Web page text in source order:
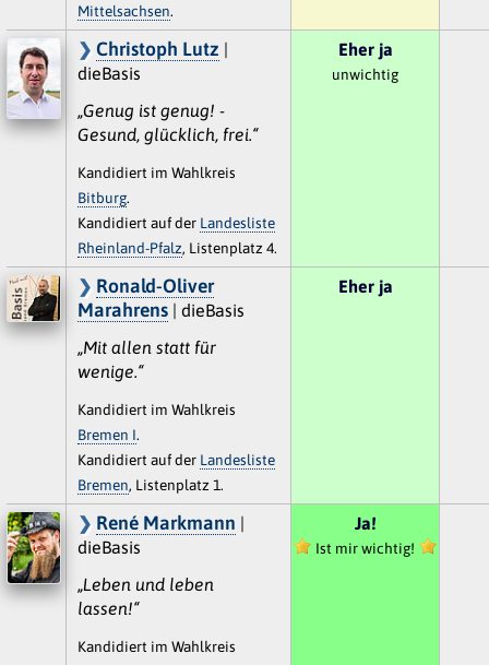
Mittelsachsen.
Christoph Lutz |
dieBasis
„Genug ist genug! -
Gesund, glücklich, frei.“
Kandidiert im Wahlkreis
Bitburg.
Kandidiert auf der Landesliste
Rheinland-Pfalz, Listenplatz 4.
Eher ja
unwichtig
Ronald-Oliver
Marahrens| dieBasis
„Mit allen statt für
wenige.“
Kandidiert im Wahlkreis
Bremen I.
Kandidiert auf der Landesliste
Bremen, Listenplatz 1.
Eher ja
René Markmann |
dieBasis
„Leben und leben
lassen!“
Kandidiert im Wahlkreis
Ja!
Ist mir wichtig!